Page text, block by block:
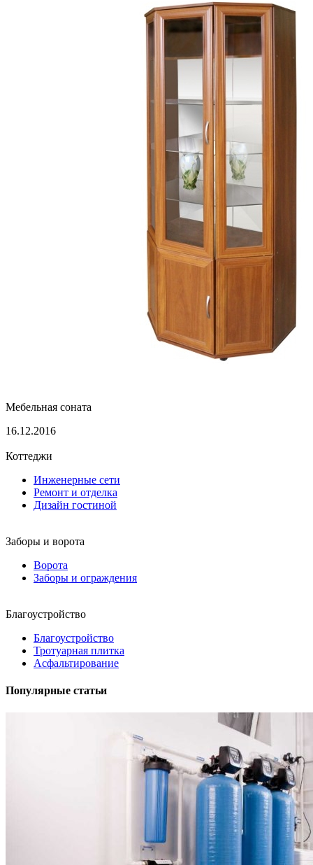
Мебельная соната
16.12.2016
Коттеджи
Инженерные сети
Ремонт и отделка
Дизайн гостиной
Заборы и ворота
Ворота
Заборы и ограждения
Благоустройство
Благоустройство
Тротуарная плитка
Асфальтирование
Популярные статьи